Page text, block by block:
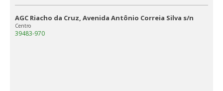
AGC Riacho da Cruz, Avenida Antônio Correia Silva s/n
Centro
39483-970